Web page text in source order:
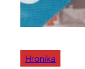
Hronika